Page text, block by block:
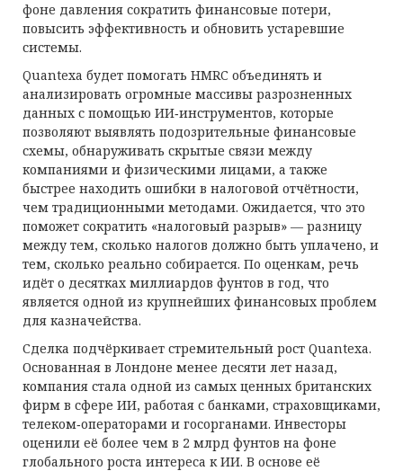
фоне давления сократить финансовые потери,
повысить эффективность и обновить устаревшие
системы.
Quantexa будет помогать HMRC объединять и
анализировать огромные массивы разрозненных
данных с помощью ИИ‑инструментов, которые
позволяют выявлять подозрительные финансовые
схемы, обнаруживать скрытые связи между
компаниями и физическими лицами, а также
быстрее находить ошибки в налоговой отчётности,
чем традиционными методами. Ожидается, что это
поможет сократить «налоговый разрыв» — разницу
между тем, сколько налогов должно быть уплачено, и
тем, сколько реально собирается. По оценкам, речь
идёт о десятках миллиардов фунтов в год, что
является одной из крупнейших финансовых проблем
для казначейства.
Сделка подчёркивает стремительный рост Quantexa.
Основанная в Лондоне менее десяти лет назад,
компания стала одной из самых ценных британских
фирм в сфере ИИ, работая с банками, страховщиками,
телеком‑операторами и госорганами. Инвесторы
оценили её более чем в 2 млрд фунтов на фоне
глобального роста интереса к ИИ. В основе её